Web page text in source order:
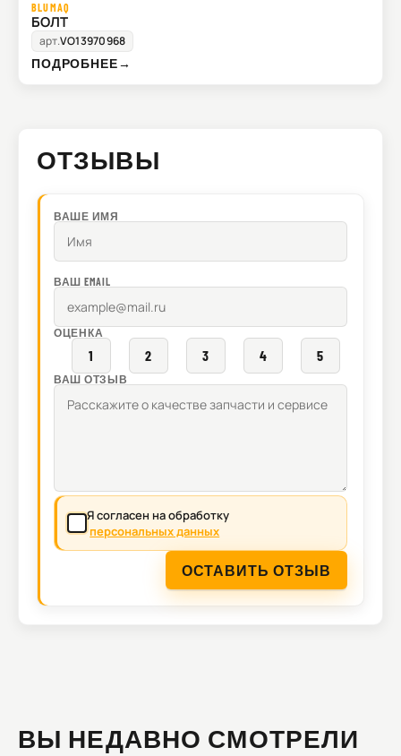
BLUMAQ
БОЛТ
арт.VO13970968
ПОДРОБНЕЕ→
ОТЗЫВЫ
ВАШЕ ИМЯ
ВАШ EMAIL
ОЦЕНКА
1 2 3 4 5
ВАШ ОТЗЫВ
Я согласен на обработку
персональных данных
ОСТАВИТЬ ОТЗЫВ
ВЫ НЕДАВНО СМОТРЕЛИ